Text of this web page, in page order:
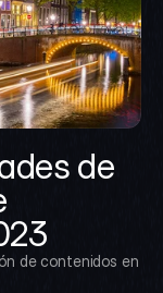
de
de contenidos en